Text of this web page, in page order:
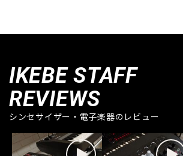
IKEBE STAFF
REVIEWS
シンセサイザー・電子楽器のレビュー